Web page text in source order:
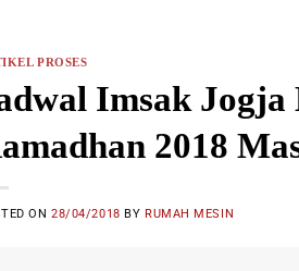
PROSES
Imsak Jogja
2018
ON28/04/2018 BY RUMAH MESIN